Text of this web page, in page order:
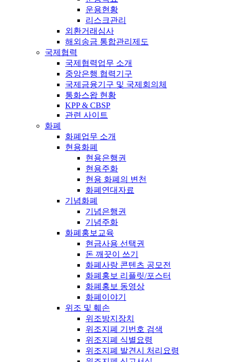
운용현황
리스크관리
외환거래심사
해외송금 통합관리제도
국제협력
국제협력업무 소개
중앙은행 협력기구
국제금융기구 및 국제회의체
통화스왑 현황
KPP & CBSP
관련 사이트
화폐
화폐업무 소개
현용화폐
현용은행권
현용주화
현용 화폐의 변천
화폐연대자료
기념화폐
기념은행권
기념주화
화폐홍보교육
현금사용 선택권
돈 깨끗이 쓰기
화폐사랑 콘텐츠 공모전
화폐홍보 리플릿/포스터
화폐홍보 동영상
화폐이야기
위조 및 훼손
위조방지장치
위조지폐 기번호 검색
위조지폐 식별요령
위조지폐 발견시 처리요령